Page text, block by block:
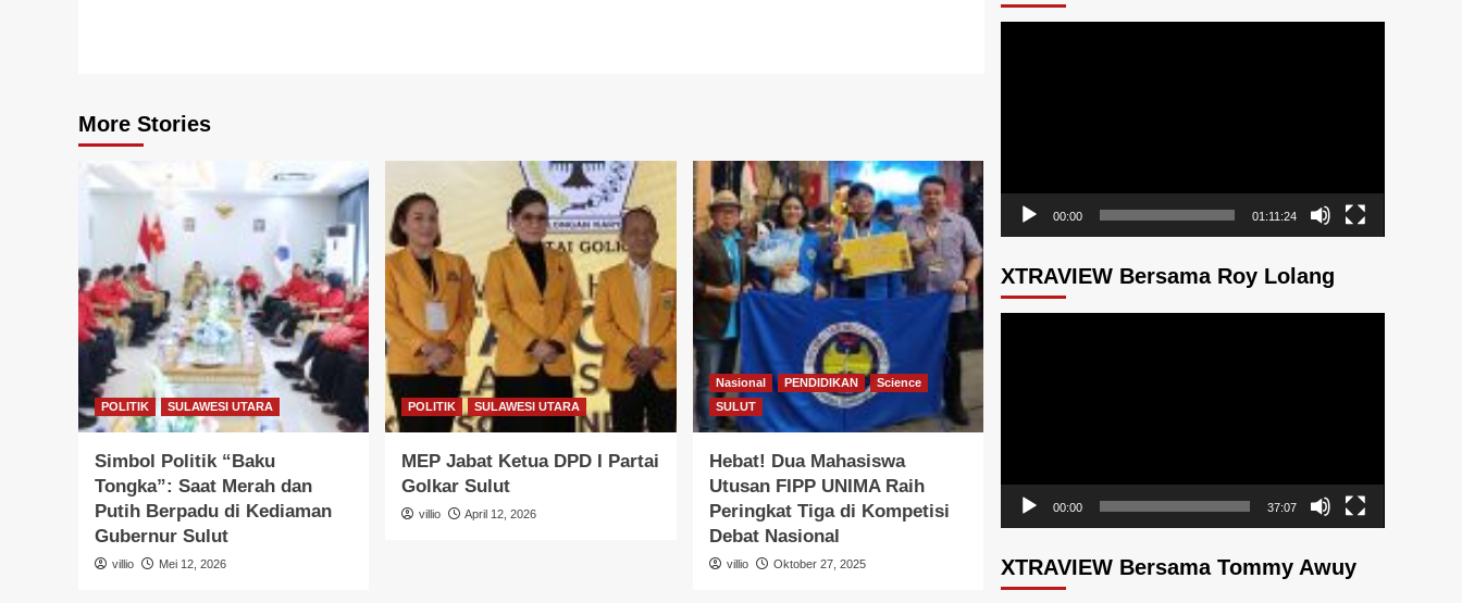
More Stories
POLITIK SULAWESI UTARA
Simbol Politik “Baku
Tongka”: Saat Merah dan
Putih Berpadu di Kediaman
Gubernur Sulut
villio Mei 12, 2026
POLITIK SULAWESI UTARA
MEP Jabat Ketua DPD I Partai
Golkar Sulut
villio April 12, 2026
Nasional PENDIDIKAN
Science
SULUT
Hebat! Dua Mahasiswa
Utusan FIPP UNIMA Raih
Peringkat Tiga di Kompetisi
Debat Nasional
villio Oktober 27, 2025
00:00 01:11:24
XTRAVIEW Bersama Roy Lolang
00:00 37:07
XTRAVIEW Bersama Tommy Awuy